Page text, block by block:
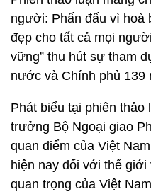
người: Phấn đấu vì hoà
đẹp cho tất cả mọi
vững” thu hút sự tham
nước và Chính phủ 139
Phát biểu tại phiên
trưởng Bộ Ngoại giao
quan điểm của Việt
hiện nay đối với thế
quan trọng của Việt